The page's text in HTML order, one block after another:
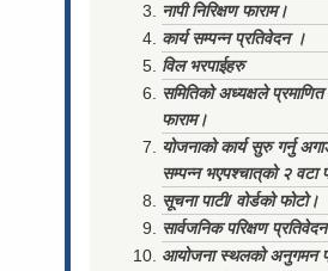
नापी निरिक्षण फाराम।
कार्य सम्पन्न प्रतिवेदन ।
विल भरपाईहरु
समितिको अध्यक्षले प्रमाणित
फाराम।
योजनाको कार्य सुरु गर्नु
सम्पन्न भएपश्चात्‌को २ वटा
सूचना पाटी/ वोर्डको फोटो।
सार्वजनिक परिक्षण
आयोजना स्थलको अनुगमन